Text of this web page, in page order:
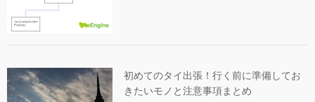
初めてのタイ出張！行く前に準備してお
きたいモノと注意事項まとめ